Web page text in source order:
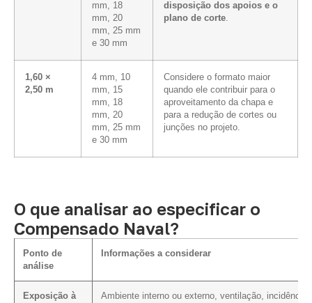
mm, 18
mm, 20
mm, 25 mm
e 30 mm
disposição dos apoios e o
plano de corte.
1,60 ×
2,50 m
4 mm, 10
mm, 15
mm, 18
mm, 20
mm, 25 mm
e 30 mm
Considere o formato maior
quando ele contribuir para o
aproveitamento da chapa e
para a redução de cortes ou
junções no projeto.
O que analisar ao especificar o
Compensado Naval?
Ponto de
análise
Informações a considerar
Exposição à
Ambiente interno ou externo, ventilação, incidência